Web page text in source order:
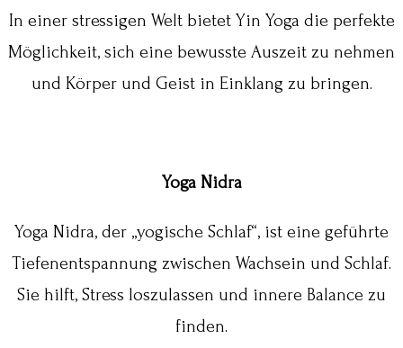
In einer stressigen Welt bietet Yin Yoga die perfekte
Möglichkeit, sich eine bewusste Auszeit zu nehmen
und Körper und Geist in Einklang zu bringen.
Yoga Nidra
Yoga Nidra, der „yogische Schlaf“, ist eine geführte
Tiefenentspannung zwischen Wachsein und Schlaf.
Sie hilft, Stress loszulassen und innere Balance zu
finden.